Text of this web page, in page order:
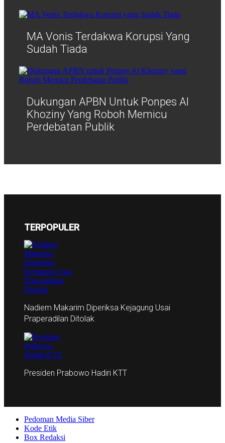
MA Vonis Terdakwa Korupsi Yang
Sudah Tiada
Dukungan APBN Untuk Ponpes Al
Khoziny Yang Roboh Memicu
Perdebatan Publik
TERPOPULER
Nadiem Makarim Diperiksa Kejagung Usai
Praperadilan Ditolak
Presiden Prabowo Hadiri KTT
Pedoman Media Siber
Kode Etik
Box Redaksi